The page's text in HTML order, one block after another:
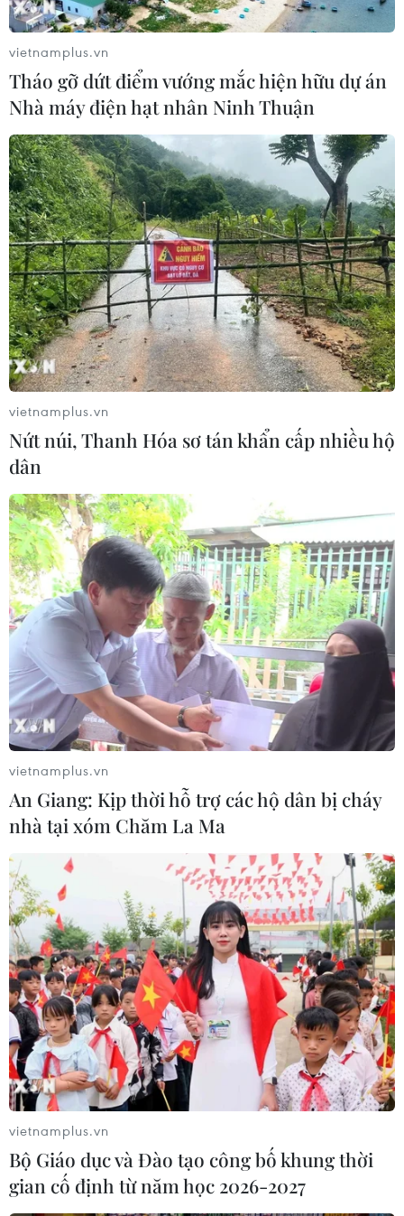
vietnamplus.vn
Tháo gỡ dứt điểm vướng mắc hiện hữu dự án
Nhà máy điện hạt nhân Ninh Thuận
vietnamplus.vn
Nứt núi, Thanh Hóa sơ tán khẩn cấp nhiều hộ
dân
vietnamplus.vn
An Giang: Kịp thời hỗ trợ các hộ dân bị cháy
nhà tại xóm Chăm La Ma
vietnamplus.vn
Bộ Giáo dục và Đào tạo công bố khung thời
gian cố định từ năm học 2026-2027